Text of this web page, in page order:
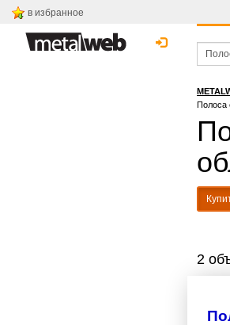
в избранное
Полоса
2